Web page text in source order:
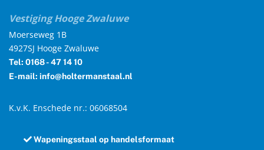
Vestiging Hooge Zwaluwe
Moerseweg 1B
4927SJ Hooge Zwaluwe
Tel: 0168 - 47 14 10
E-mail: info@holtermanstaal.nl
K.v.K. Enschede nr.: 06068504
Wapeningsstaal op handelsformaat